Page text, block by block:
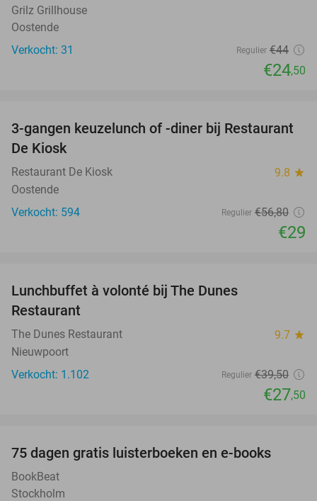
Grilz Grillhouse
Oostende
Verkocht: 31
Regulier €44
€24,50
49%
3-gangen keuzelunch of -diner bij Restaurant
De Kiosk
Restaurant De Kiosk 9.8 star
Oostende
Verkocht: 594
Regulier €56,80
€29
Lunchbuffet à volonté bij The Dunes
Restaurant
The Dunes Restaurant 9.7 star
Nieuwpoort
Verkocht: 1.102
Regulier €39,50
€27,50
75 dagen gratis luisterboeken en e-books
BookBeat
Stockholm